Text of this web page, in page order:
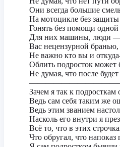
Они всегда большие
На мотоцикле без
Гонять без помощи одной
Для них машины, люди —
Вас нецензурной бранью,
Не важно кто вы и
Облить подросток может
Не думая, что после будет
Зачем я так к подросткам
Ведь сам себя таким же
Ведь этим званием
Насколь его внутри я
Всё то, что в этих
Что обругал, что напоказ